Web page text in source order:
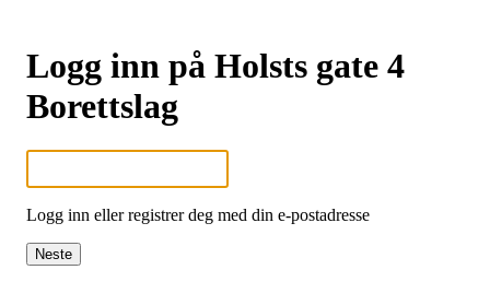
Logg inn på Holsts gate 4
Borettslag
Logg inn eller registrer deg med din e-postadresse
Neste